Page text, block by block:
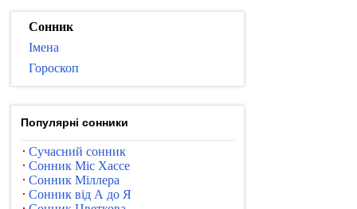
Сонник
Імена
Гороскоп
Популярні сонники
Сучасний сонник
Сонник Міс Хассе
Сонник Міллера
Сонник від А до Я